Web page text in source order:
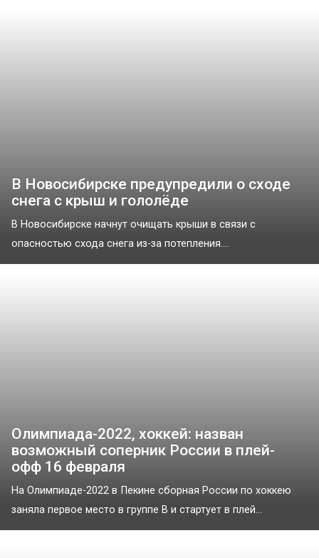
В Новосибирске предупредили о сходе
снега с крыш и гололёде
В Новосибирске начнут очищать крыши в связи с
опасностью схода снега из-за потепления....
Олимпиада-2022, хоккей: назван
возможный соперник России в плей-
офф 16 февраля
На Олимпиаде-2022 в Пекине сборная России по хоккею
заняла первое место в группе В и стартует в плей...